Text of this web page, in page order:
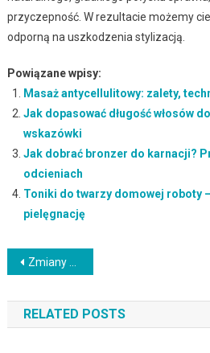
przyczepność. W rezultacie możemy
odporną na uszkodzenia stylizacją.
Powiązane wpisy:
Masaż antycellulitowy: zalety,
Jak dopasować długość włosów
wskazówki
Jak dobrać bronzer do karnacji?
odcieniach
Toniki do twarzy domowej roboty
pielęgnację
Nawigacja
wpisu
Zmiany skórne związane z wiekiem: przyczyny, objawy i pielęgnacja
RELATED POSTS